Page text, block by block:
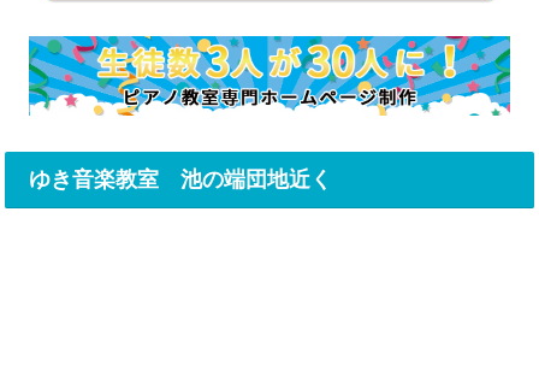
ゆき音楽教室 池の端団地近く